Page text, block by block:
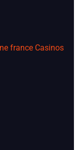
france Casinos